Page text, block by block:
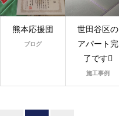
熊本応援団
ブログ
世田谷区の
アパート完
了です
施工事例